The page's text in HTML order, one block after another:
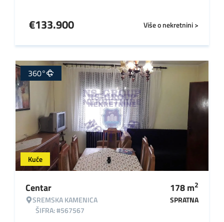
Više o nekretnini >
€133.900
Kuće
360°
Centar
SREMSKA KAMENICA
ŠIFRA: #567567
178m2
SPRATNA